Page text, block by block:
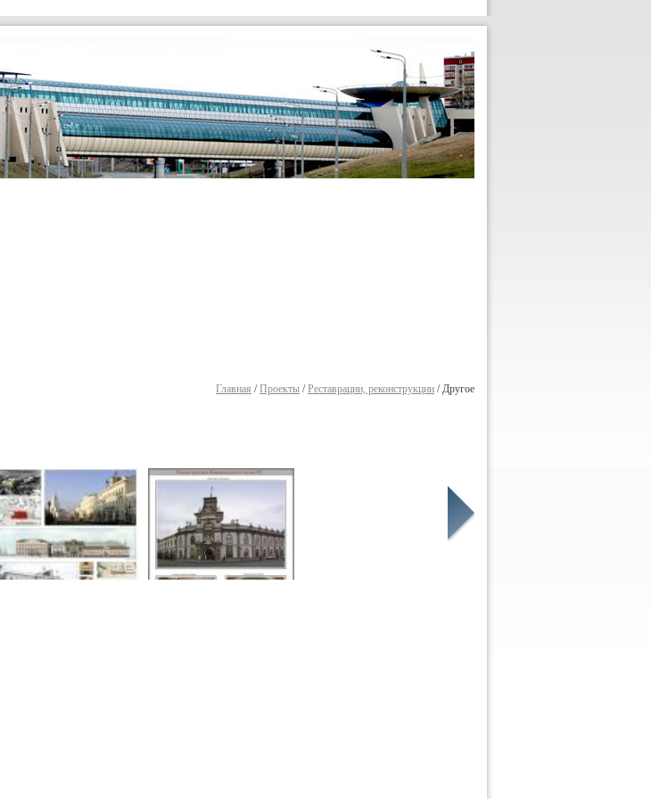
Главная /Проекты /Реставрации, реконструкции / Другое